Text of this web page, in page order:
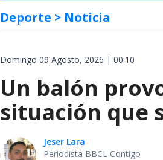
Deporte > Noticia
Domingo 09 Agosto, 2026 | 00:10
Un balón
situación que
Jeser Lara
Periodista BBCL Contigo